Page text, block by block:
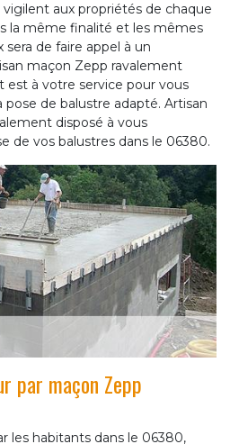
aux propriétés de chaque
la même finalité et les mêmes
de faire appel à un
maçon Zepp ravalement
est à votre service pour vous
pose de balustre adapté. Artisan
disposé à vous
de vos balustres dans le 06380.
par maçon Zepp
les habitants dans le 06380,